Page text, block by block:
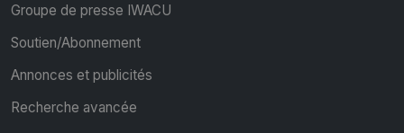
Groupe de presse IWACU
Soutien/Abonnement
Annonces et publicités
Recherche avancée